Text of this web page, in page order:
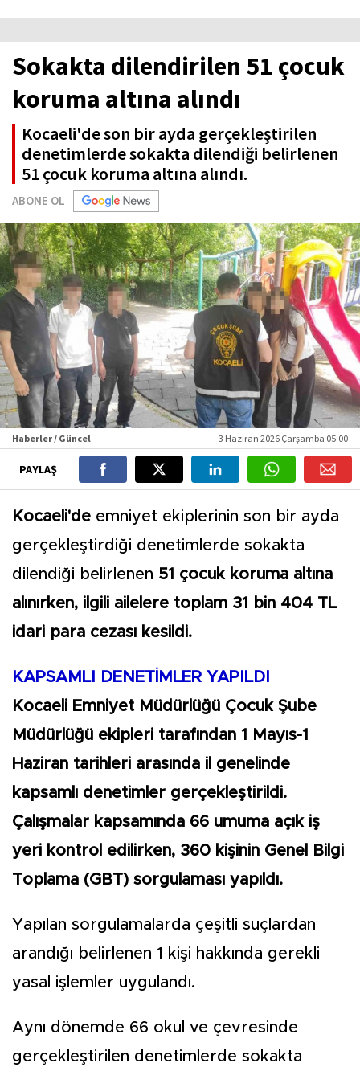
Sokakta dilendirilen 51 çocuk
koruma altına alındı
Kocaeli'de son bir ayda gerçekleştirilen
denetimlerde sokakta dilendiği belirlenen
51 çocuk koruma altına alındı.
ABONE OL
Haberler / Güncel 3 Haziran 2026 Çarşamba 05:00
PAYLAŞ
Kocaeli'de emniyet ekiplerinin son bir ayda
gerçekleştirdiği denetimlerde sokakta
dilendiği belirlenen 51 çocuk koruma altına
alınırken, ilgili ailelere toplam 31 bin 404 TL
idari para cezası kesildi.
KAPSAMLI DENETİMLER YAPILDI
Kocaeli Emniyet Müdürlüğü Çocuk Şube
Müdürlüğü ekipleri tarafından 1 Mayıs-1
Haziran tarihleri arasında il genelinde
kapsamlı denetimler gerçekleştirildi.
Çalışmalar kapsamında 66 umuma açık iş
yeri kontrol edilirken, 360 kişinin Genel Bilgi
Toplama (GBT) sorgulaması yapıldı.
Yapılan sorgulamalarda çeşitli suçlardan
arandığı belirlenen 1 kişi hakkında gerekli
yasal işlemler uygulandı.
Aynı dönemde 66 okul ve çevresinde
gerçekleştirilen denetimlerde sokakta